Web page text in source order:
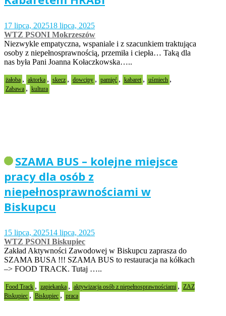
17 lipca, 202518 lipca, 2025
WTZ PSONI Mokrzeszów
Niezwykle empatyczna, wspaniale i z szacunkiem traktująca
osoby z niepełnosprawnością, przemiła i ciepła… Taką dla
nas była Pani Joanna Kołaczkowska…..
żałoba , aktorka , skecz , dowcipy , pamięć , kabaret , uśmiech ,
Zabawa , kultura
SZAMA BUS – kolejne miejsce
pracy dla osób z
niepełnosprawnościami w
Biskupcu
15 lipca, 202514 lipca, 2025
WTZ PSONI Biskupiec
Zakład Aktywności Zawodowej w Biskupcu zaprasza do
SZAMA BUSA !!! SZAMA BUS to restauracja na kółkach
–> FOOD TRACK. Tutaj …..
Food Track , zapiekanka , aktywizacja osób z niepełnosprawnościami ,
ZAZ
Biskupiec , Biskupiec , praca